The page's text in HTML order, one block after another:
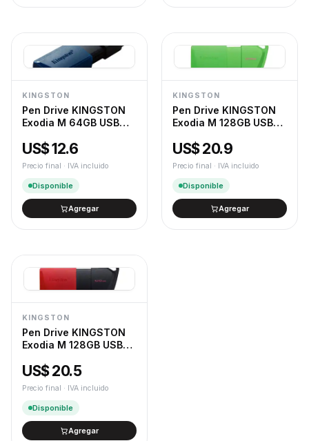
KINGSTON
Pen Drive KINGSTON
Exodia M 64GB USB
US$ 12.6
Precio final · IVA incluido
Disponible
Agregar
KINGSTON
Pen Drive KINGSTON
Exodia M 128GB USB
US$ 20.9
Precio final · IVA incluido
Disponible
Agregar
KINGSTON
Pen Drive KINGSTON
Exodia M 128GB USB
US$ 20.5
Precio final · IVA incluido
Disponible
Agregar